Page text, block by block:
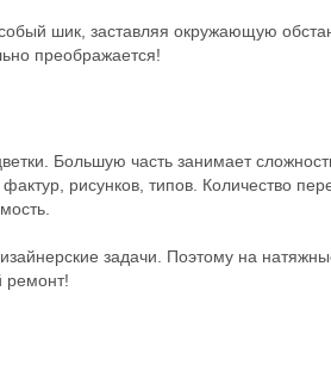
шик, заставляя окружающую
преображается!
Большую часть занимает
рисунков, типов. Количество
задачи. Поэтому на
ремонт!